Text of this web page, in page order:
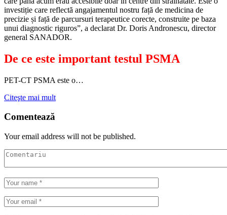
investiție care reflectă angajamentul nostru față de medicina de
precizie și față de parcursuri terapeutice corecte, construite pe baza
unui diagnostic riguros”, a declarat Dr. Doris Andronescu, director
general SANADOR.
De ce este important testul PSMA
PET-CT PSMA este o…
Citeşte mai mult
Comentează
Your email address will not be published.